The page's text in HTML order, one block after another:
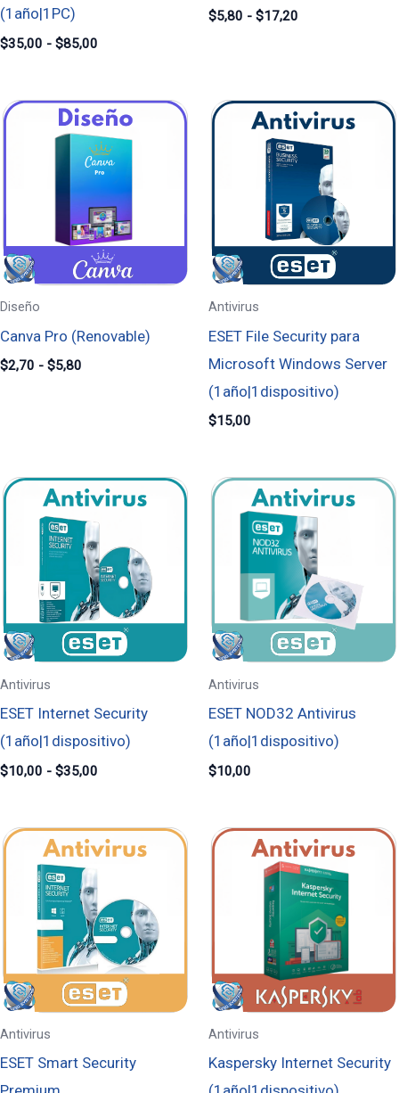
(1año|1PC)
$35,00 - $85,00
$5,80 - $17,20
Diseño
Canva Pro (Renovable)
$2,70 - $5,80
Rango
de
precios:
desde
$2,70
$5,80
Antivirus
ESET File Security para
Microsoft Windows Server
(1año|1dispositivo)
$15,00
Antivirus
ESET Internet Security
(1año|1dispositivo)
$10,00 - $35,00
Rango
de
desde
$10,00
hasta
$35,00
Antivirus
ESET NOD32 Antivirus
(1año|1dispositivo)
$10,00
Antivirus
ESET Smart Security
Rango
de
$15,00
hasta
$35,00
Antivirus
Kaspersky Internet Security
Rango
de
precios:
desde
$10,00
hasta
$35,00